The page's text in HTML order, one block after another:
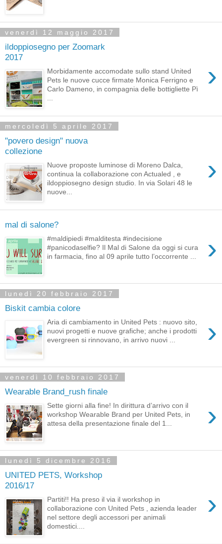
venerdì 12 maggio 2017
ildoppiosegno per Zoomark
2017
›
Morbidamente accomodate sullo stand United
Pets le nuove cucce firmate Monica Ferrigno e
Carlo Dameno, in compagnia delle bottigliette Pì
...
mercoledì 5 aprile 2017
"povero design" nuova
collezione
›
Nuove proposte luminose di Moreno Dalca,
continua la collaborazione con Actualed , e
ildoppiosegno design studio. In via Solari 48 le
nuove...
mal di salone?
›
#maldipiedi #malditesta #indecisione
#panicodaselfie? Il Mal di Salone da oggi si cura
in farmacia, fino al 09 aprile tutto l’occorrente ...
lunedì 20 febbraio 2017
Biskit cambia colore
›
Aria di cambiamento in United Pets : nuovo sito,
nuovi progetti e nuove grafiche; anche i prodotti
evergreen si rinnovano, in arrivo nuovi ...
venerdì 10 febbraio 2017
Wearable Brand_rush finale
›
Sette giorni alla fine! In dirittura d’arrivo con il
workshop Wearable Brand per United Pets, in
attesa della presentazione finale del 1...
lunedì 5 dicembre 2016
UNITED PETS, Workshop
2016/17
›
Partiti!! Ha preso il via il workshop in
collaborazione con United Pets , azienda leader
nel settore degli accessori per animali
domestici....